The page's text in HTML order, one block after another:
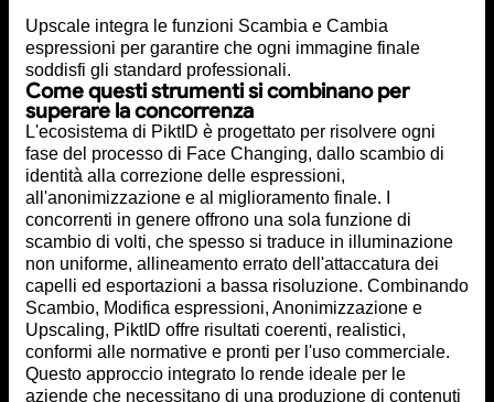
Upscale integra le funzioni Scambia e Cambia
espressioni per garantire che ogni immagine finale
soddisfi gli standard professionali.
Come questi strumenti si combinano per
superare la concorrenza
L'ecosistema di PiktID è progettato per risolvere ogni
fase del processo di Face Changing, dallo scambio di
identità alla correzione delle espressioni,
all'anonimizzazione e al miglioramento finale. I
concorrenti in genere offrono una sola funzione di
scambio di volti, che spesso si traduce in illuminazione
non uniforme, allineamento errato dell'attaccatura dei
capelli ed esportazioni a bassa risoluzione. Combinando
Scambio, Modifica espressioni, Anonimizzazione e
Upscaling, PiktID offre risultati coerenti, realistici,
conformi alle normative e pronti per l'uso commerciale.
Questo approccio integrato lo rende ideale per le
aziende che necessitano di una produzione di contenuti